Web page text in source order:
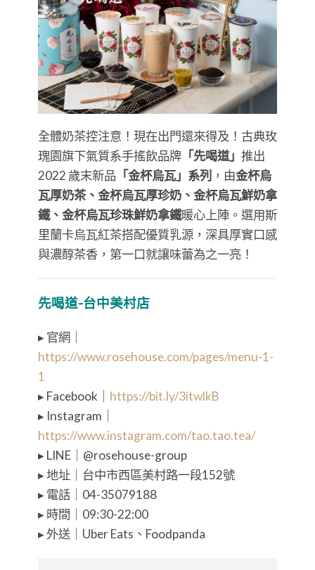
全體奶茶控注意！現在出門還來得及！古典玫
瑰園旗下氣質系手搖飲品牌 「先喝道」 推出
2022 歲末新品 「金杯烏瓦」系列 ，由金杯烏
瓦厚奶茶、金杯烏瓦厚珍奶、金杯烏瓦鮮奶拿
鐵、金杯烏瓦珍珠鮮奶拿鐵暖心上陣。選用斯
里蘭卡烏瓦紅茶搭配優質乳源，深具厚實口感
與濃醇茶香，第一口就讓味蕾為之一亮！
先喝道-台中美村店
▸ 官網｜
https://www.rosehouse.com/pages/menu-1-
1
▸ Facebook｜ https://bit.ly/3itwlkB
▸ Instagram｜
https://www.instagram.com/tao.tao.tea/
▸ LINE｜@rosehouse-group
▸ 地址｜台中市西區美村路一段152號
▸ 電話｜04-35079188
▸ 時間｜09:30-22:00
▸ 外送｜Uber Eats、Foodpanda